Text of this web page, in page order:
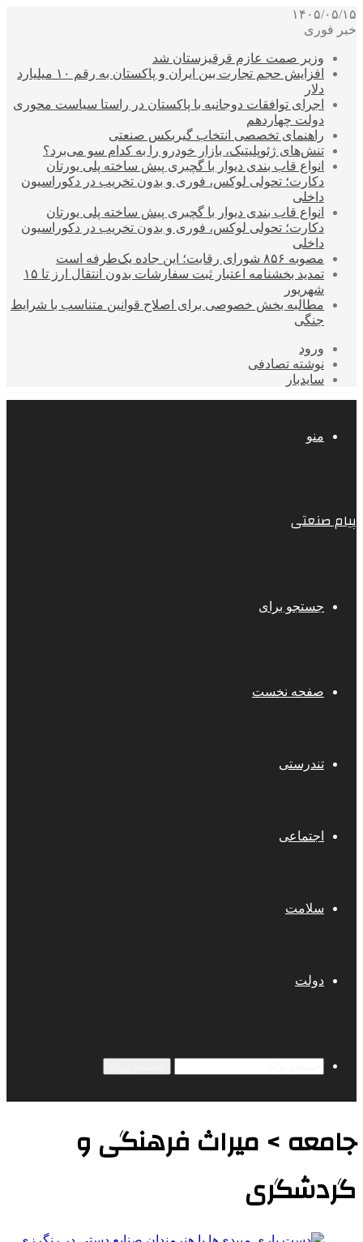
۱۴۰۵/۰۵/۱۵
خبر فوری
وزیر صمت عازم قرقیزستان شد
افزایش حجم تجارت بین ایران و پاکستان به رقم ۱۰ میلیارد
دلار
اجرای توافقات دوجانبه با پاکستان در راستا سیاست محوری
دولت چهاردهم
راهنمای تخصصی انتخاب گیربکس صنعتی
تنش‌های ژئوپلیتیک، بازار خودرو را به کدام سو می‌برد؟
انواع قاب بندی دیوار با گچبری پیش ساخته پلی یورتان
دکارت؛ تحولی لوکس، فوری و بدون تخریب در دکوراسیون
داخلی
انواع قاب بندی دیوار با گچبری پیش ساخته پلی یورتان
دکارت؛ تحولی لوکس، فوری و بدون تخریب در دکوراسیون
داخلی
مصوبه ۸۵۶ شورای رقابت؛ این جاده یک‌طرفه است
تمدید بخشنامه اعتبار ثبت سفارشات بدون انتقال ارز تا ۱۵
شهریور
مطالبه بخش خصوصی برای اصلاح قوانین متناسب با شرایط
جنگی
ورود
نوشته تصادفی
سایدبار
منو
پیام صنعتی
جستجو برای
صفحه نخست
تندرستی
اجتماعی
سلامت
دولت
جامعه > میراث فرهنگی و
گردشگری